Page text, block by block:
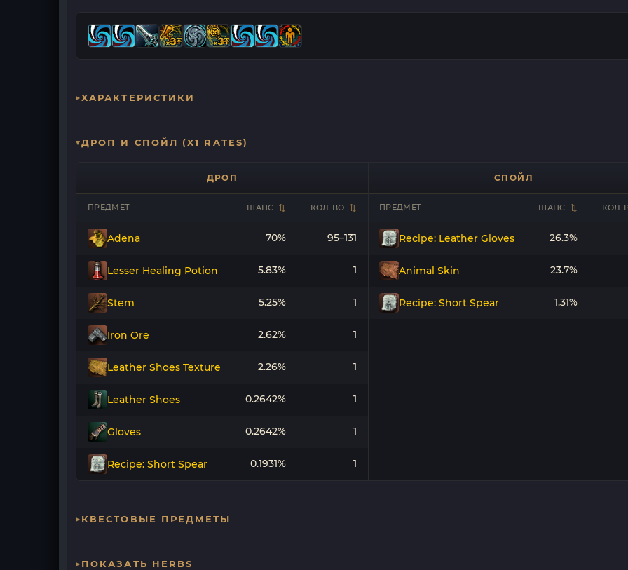
ХАРАКТЕРИСТИКИ
ДРОП И СПОЙЛ (X1 RATES)
ДРОП
ПРЕДМЕТ ШАНС КОЛ-ВО
Adena 70% 95–131
Lesser Healing Potion 5.83% 1
Stem 5.25% 1
Iron Ore 2.62% 1
Leather Shoes Texture 2.26% 1
Leather Shoes 0.2642% 1
Gloves 0.2642% 1
Recipe: Short Spear 0.1931% 1
СПОЙЛ
ПРЕДМЕТ ШАНС КОЛ-
Recipe: Leather Gloves 26.3%
Animal Skin 23.7%
Recipe: Short Spear 1.31%
КВЕСТОВЫЕ ПРЕДМЕТЫ
ПОКАЗАТЬ HERBS